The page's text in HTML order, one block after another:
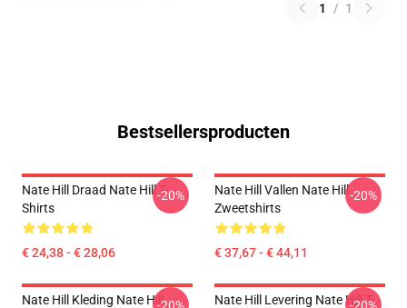
1 / 1
Bestsellersproducten
Nate Hill Draad Nate Hill T-
Shirts
€ 24,38 - € 28,06
-20%
Nate Hill Vallen Nate Hill
Zweetshirts
€ 37,67 - € 44,11
-20%
Nate Hill Kleding Nate Hill
Nate Hill Levering Nate Hill T-